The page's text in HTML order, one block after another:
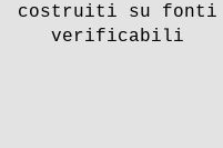
costruiti su fonti
verificabili